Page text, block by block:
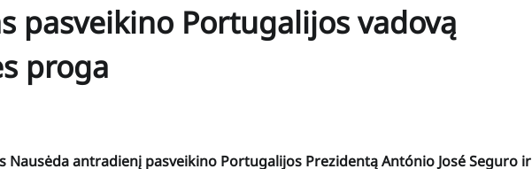
pasveikino Portugalijos vadovą
proga
Nausėda antradienį pasveikino Portugalijos Prezidentą António José Seguro ir